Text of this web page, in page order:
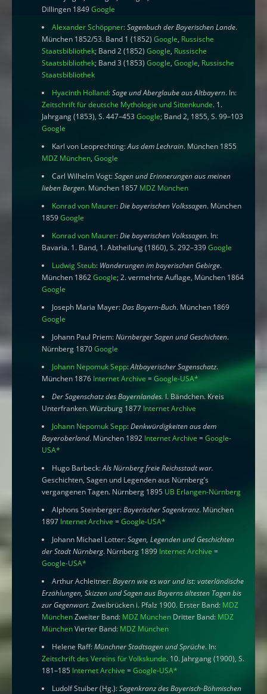
Dillingen 1849Google
Alexander Schöppner:Sagenbuch der Bayerischen Lande.
München 1852/53. Band 1 (1852)Google, Russische
Staatsbibliothek; Band 2 (1852)Google, Russische
Staatsbibliothek; Band 3 (1853)Google,Google, Russische
Staatsbibliothek
Hyacinth Holland:Sage und Aberglaube aus Altbayern. In:
Zeitschrift für deutsche Mythologie und Sittenkunde. 1.
Jahrgang (1853), S. 447–453Google; Band 2, 1855, S. 99–103
Google
Karl von Leoprechting:Aus dem Lechrain. München 1855
MDZ München,Google
Carl Wilhelm Vogt:Sagen und Erinnerungen aus meinen
lieben Bergen. München 1857 MDZ München
Konrad von Maurer:Die bayerischen Volkssagen. München
1859Google
Konrad von Maurer:Die bayerischen Volkssagen. In:
Bavaria. 1. Band, 1. Abtheilung (1860), S. 292–339Google
Ludwig Steub: Wanderungen im bayerischen Gebirge.
München 1862Google; 2. vermehrte Auflage, München 1864
Google
Joseph Maria Mayer:Das Bayern-Buch. München 1869
Google
Johann Paul Priem:Nürnberger Sagen und Geschichten.
Nürnberg 1870Google
Johann Nepomuk Sepp:Altbayerischer Sagenschatz.
München 1876 Internet Archive =Google-USA*
Der Sagenschatz des Bayernlandes. I. Bändchen. Kreis
Unterfranken. Würzburg 1877 Internet Archive
Johann Nepomuk Sepp:Denkwürdigkeiten aus dem
Bayeroberland. München 1892 Internet Archive =Google-
USA*
Hugo Barbeck:Als Nürnberg freie Reichsstadt war.
Geschichten, Sagen und Legenden aus Nürnberg’s
vergangenen Tagen. Nürnberg 1895 UB Erlangen-Nürnberg
Alphons Steinberger:Bayerischer Sagenkranz. München
1897 Internet Archive =Google-USA*
Johann Michael Lotter:Sagen, Legenden und Geschichten
der Stadt Nürnberg. Nürnberg 1899 Internet Archive =
Google-USA*
Arthur Achleitner:Bayern wie es war und ist: vaterländische
Erzählungen, Skizzen und Sagen aus Bayerns ältesten Tagen bis
zur Gegenwart. Zweibrücken i. Pfalz 1900. Erster Band: MDZ
MünchenZweiter Band: MDZ München Dritter Band: MDZ
MünchenVierter Band: MDZ München
Helene Raff:Münchner Stadtsagen und Sprüche. In:
Zeitschrift des Vereins für Volkskunde. 10. Jahrgang (1900), S.
181–185 Internet Archive =Google-USA*
Ludolf Stuiber (Hg.):Sagenkranz des Bayerisch-Böhmischen